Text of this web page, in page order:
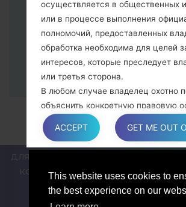
This website uses cookies to
the best experience on our
Укажите только "F.Reset"
Reboot".
В конце нажмите кнопку
устройство
отсоединится от ПК.
ДЛЯ БЛОГЕРОВ И ПИСАТЕЛЕЙ
КОНТАКТЫ
ПОЛИТИКА
УСЛОВИЯ
осуществляется в общественных
или в процессе выполнения
полномочий, предоставленных
обработка необходима для целей
интересов, которые преследует
или третья сторона.
В любом случае владелец охотно
объяснить конкретную правовую
которая применяется к обработке,
частности, является ли
персональных данных
необходимым для заключения
ACCEPT GET ME OUT